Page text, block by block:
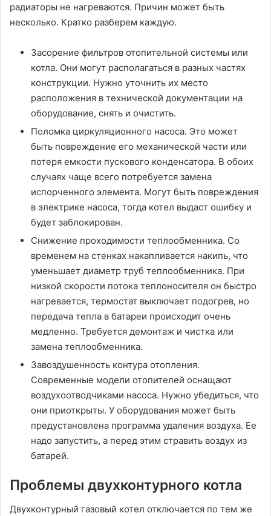
радиаторы не нагреваются. Причин может быть
несколько. Кратко разберем каждую.
Засорение фильтров отопительной системы или
котла. Они могут располагаться в разных частях
конструкции. Нужно уточнить их место
расположения в технической документации на
оборудование, снять и очистить.
Поломка циркуляционного насоса. Это может
быть повреждение его механической части или
потеря емкости пускового конденсатора. В обоих
случаях чаще всего потребуется замена
испорченного элемента. Могут быть повреждения
в электрике насоса, тогда котел выдаст ошибку и
будет заблокирован.
Снижение проходимости теплообменника. Со
временем на стенках накапливается накипь, что
уменьшает диаметр труб теплообменника. При
низкой скорости потока теплоносителя он быстро
нагревается, термостат выключает подогрев, но
передача тепла в батареи происходит очень
медленно. Требуется демонтаж и чистка или
замена теплообменника.
Завоздушенность контура отопления.
Современные модели отопителей оснащают
воздухоотводчиками насоса. Нужно убедиться, что
они приоткрыты. У оборудования может быть
предустановлена программа удаления воздуха. Ее
надо запустить, а перед этим стравить воздух из
батарей.
Проблемы двухконтурного котла
Двухконтурный газовый котел отключается по тем же